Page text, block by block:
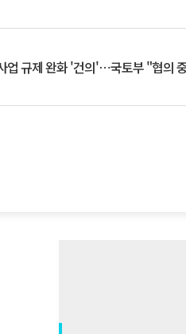
업 규제 완화 '건의'⋯국토부 "협의